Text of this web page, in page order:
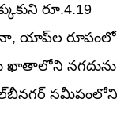
రూ.4.19
యాప్‌ల రూపంలో
ఖాతాలోని నగదును
సమీపంలోని